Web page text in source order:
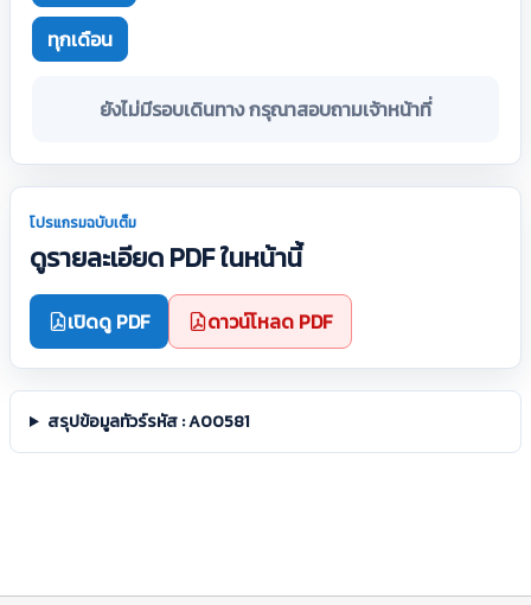
ทุกเดือน
ยังไม่มีรอบเดินทาง กรุณาสอบถามเจ้าหน้าที่
โปรแกรมฉบับเต็ม
ดูรายละเอียด PDF ในหน้านี้
เปิดดู PDF ดาวน์โหลด PDF
สรุปข้อมูลทัวร์รหัส : A00581